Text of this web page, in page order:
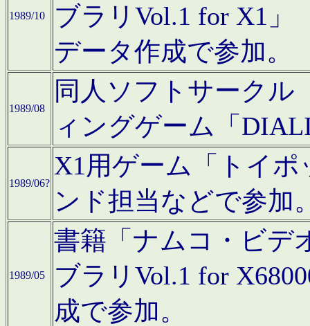
1989/10
ブラリVol.1 for X1」
データ作成で参加。
1989/08
同人ソフトサークル
ィングゲーム「
1989/06?
X1用ゲーム「トイ
ンド担当などで参加
1989/05
書籍「ナムコ・ビデ
ブラリVol.1 for
成で参加。